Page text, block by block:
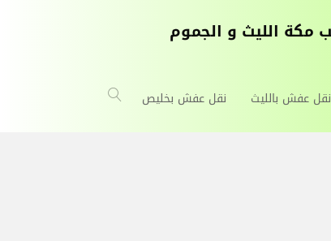
نقل عفش بالليث نقل عفش بخليص